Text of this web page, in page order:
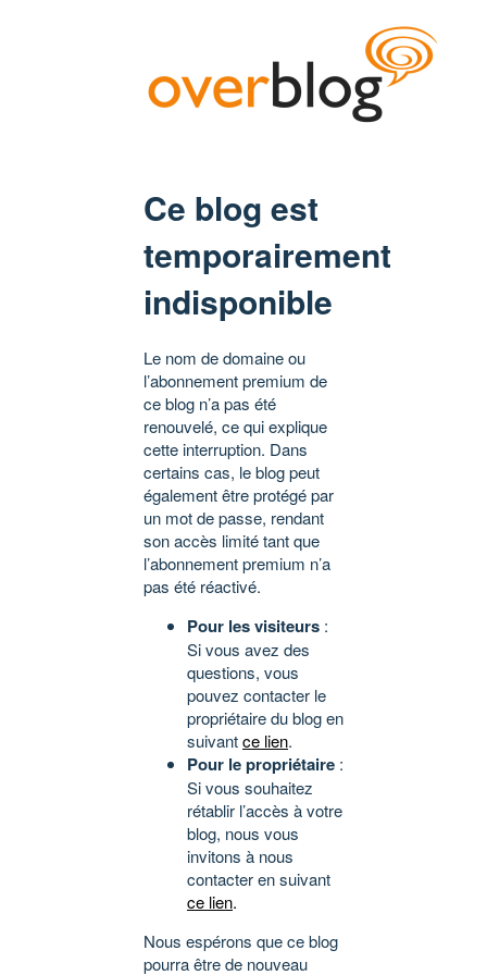
Ce blog est
temporairement
indisponible
Le nom de domaine ou
l’abonnement premium de
ce blog n’a pas été
renouvelé, ce qui explique
cette interruption. Dans
certains cas, le blog peut
également être protégé par
un mot de passe, rendant
son accès limité tant que
l’abonnement premium n’a
pas été réactivé.
Pour les visiteurs :
Si vous avez des
questions, vous
pouvez contacter le
propriétaire du blog en
suivantce lien.
Pour le propriétaire :
Si vous souhaitez
rétablir l’accès à votre
blog, nous vous
invitons à nous
contacter en suivant
ce lien.
Nous espérons que ce blog
pourra être de nouveau